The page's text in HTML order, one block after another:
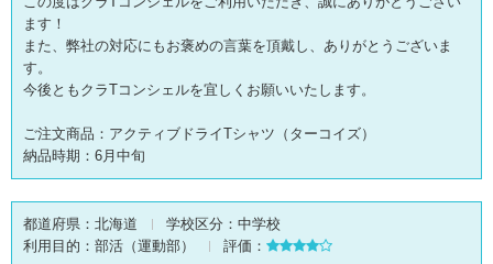
ます！
また、弊社の対応にもお褒めの言葉を頂戴し、ありがとうございま
す。
今後ともクラTコンシェルを宜しくお願いいたします。
ご注文商品：アクティブドライTシャツ（ターコイズ）
納品時期：6月中旬
都道府県： 北海道 学校区分： 中学校
利用目的： 部活（運動部） 評価：